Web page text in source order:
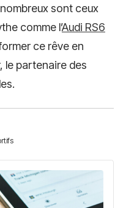
sont ceux
comme l’Audi RS6
ce rêve en
, le partenaire des